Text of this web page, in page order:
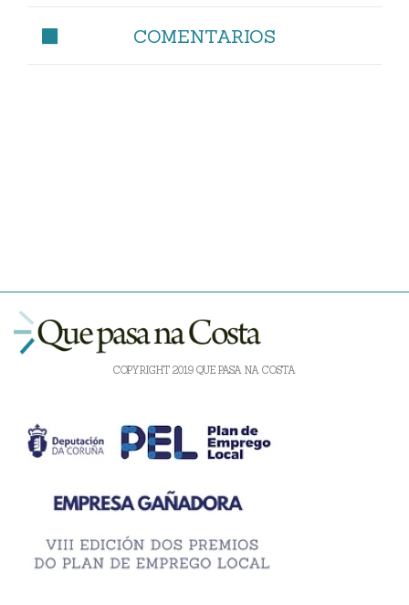
COMENTARIOS
COPYRIGHT 2019 QUE PASA NA COSTA